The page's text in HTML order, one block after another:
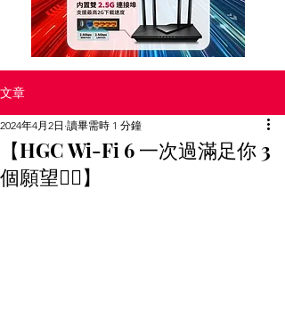
文章
【HGC Wi-Fi 6 一次過滿足你 3
個願望🧞‍♂️】
2024年4月2日 讀畢需時 1 分鐘